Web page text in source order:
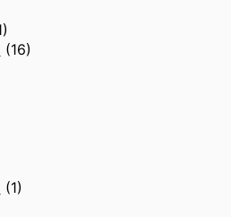
(16)
(1)